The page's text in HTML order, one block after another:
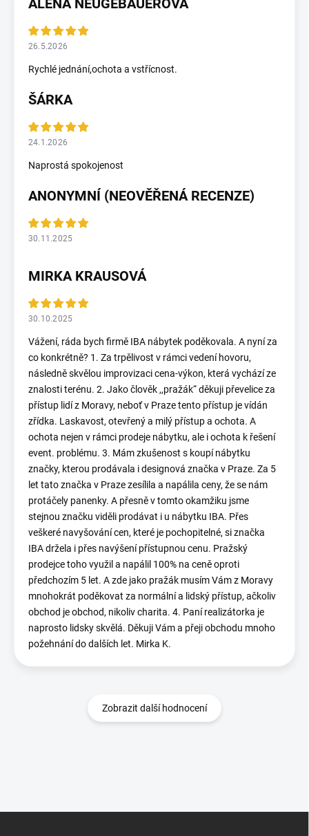
ALENA NEUGEBAUEROVÁ
26.5.2026
Rychlé jednání,ochota a vstřícnost.
ŠÁRKA
24.1.2026
Naprostá spokojenost
ANONYMNÍ (NEOVĚŘENÁ RECENZE)
30.11.2025
MIRKA KRAUSOVÁ
30.10.2025
Vážení, ráda bych firmě IBA nábytek poděkovala. A nyní za
co konkrétně? 1. Za trpělivost v rámci vedení hovoru,
následně skvělou improvizaci cena-výkon, která vychází ze
znalosti terénu. 2. Jako člověk ,,pražák“ děkuji převelice za
přístup lidí z Moravy, neboť v Praze tento přístup je vídán
zřídka. Laskavost, otevřený a milý přístup a ochota. A
ochota nejen v rámci prodeje nábytku, ale i ochota k řešení
event. problému. 3. Mám zkušenost s koupí nábytku
značky, kterou prodávala i designová značka v Praze. Za 5
let tato značka v Praze zesílila a napálila ceny, že se nám
protáčely panenky. A přesně v tomto okamžiku jsme
stejnou značku viděli prodávat i u nábytku IBA. Přes
veškeré navyšování cen, které je pochopitelné, si značka
IBA držela i přes navýšení přístupnou cenu. Pražský
prodejce toho využil a napálil 100% na ceně oproti
předchozím 5 let. A zde jako pražák musím Vám z Moravy
mnohokrát poděkovat za normální a lidský přístup, ačkoliv
obchod je obchod, nikoliv charita. 4. Paní realizátorka je
naprosto lidsky skvělá. Děkuji Vám a přeji obchodu mnoho
požehnání do dalších let. Mirka K.
Zobrazit další hodnocení